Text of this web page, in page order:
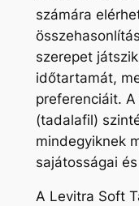
számára
szerepet
időtartamát,
preferenciáit.
(tadalafil)
mindegyiknek
sajátosságai
A Levitra Soft